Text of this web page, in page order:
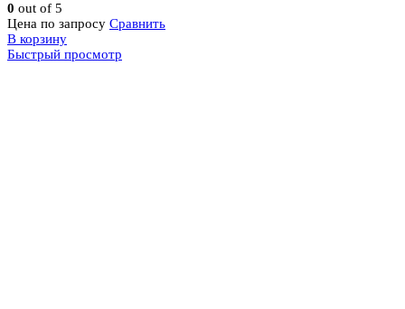
0 out of 5
Цена по запросу Сравнить
В корзину
Быстрый просмотр